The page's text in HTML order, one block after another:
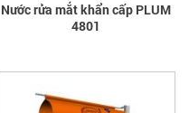
Nước rửa mắt khẩn cấp PLUM
4801